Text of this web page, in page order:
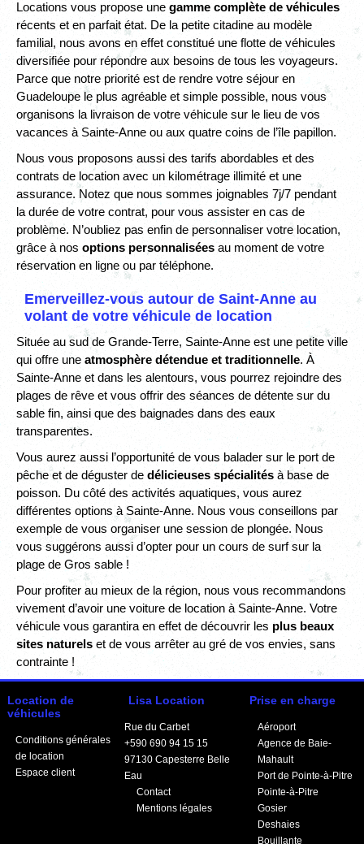
Locations vous propose une gamme complète de véhicules
récents et en parfait état. De la petite citadine au modèle
familial, nous avons en effet constitué une flotte de véhicules
diversifiée pour répondre aux besoins de tous les voyageurs.
Parce que notre priorité est de rendre votre séjour en
Guadeloupe le plus agréable et simple possible, nous vous
organisons la livraison de votre véhicule sur le lieu de vos
vacances à Sainte-Anne ou aux quatre coins de l’île papillon.
Nous vous proposons aussi des tarifs abordables et des
contrats de location avec un kilométrage illimité et une
assurance. Notez que nous sommes joignables 7j/7 pendant
la durée de votre contrat, pour vous assister en cas de
problème. N’oubliez pas enfin de personnaliser votre location,
grâce à nos options personnalisées au moment de votre
réservation en ligne ou par téléphone.
Emerveillez-vous autour de Saint-Anne au
volant de votre véhicule de location
Située au sud de Grande-Terre, Sainte-Anne est une petite ville
qui offre une atmosphère détendue et traditionnelle. À
Sainte-Anne et dans les alentours, vous pourrez rejoindre des
plages de rêve et vous offrir des séances de détente sur du
sable fin, ainsi que des baignades dans des eaux
transparentes.
Vous aurez aussi l’opportunité de vous balader sur le port de
pêche et de déguster de délicieuses spécialités à base de
poisson. Du côté des activités aquatiques, vous aurez
différentes options à Sainte-Anne. Nous vous conseillons par
exemple de vous organiser une session de plongée. Nous
vous suggérons aussi d’opter pour un cours de surf sur la
plage de Gros sable !
Pour profiter au mieux de la région, nous vous recommandons
vivement d’avoir une voiture de location à Sainte-Anne. Votre
véhicule vous garantira en effet de découvrir les plus beaux
sites naturels et de vous arrêter au gré de vos envies, sans
contrainte !
Location de
véhicules
Conditions générales
de location
Espace client
Lisa Location
Rue du Carbet
+590 690 94 15 15
97130 Capesterre Belle
Eau
Contact
Mentions légales
Prise en charge
Aéroport
Agence de Baie-
Mahault
Port de Pointe-à-Pitre
Pointe-à-Pitre
Gosier
Deshaies
Bouillante